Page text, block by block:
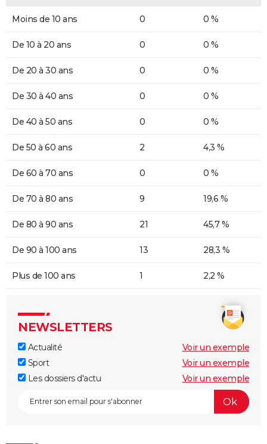
Moins de 10 ans 0 0 %
De 10 à 20 ans 0 0 %
De 20 à 30 ans 0 0 %
De 30 à 40 ans 0 0 %
De 40 à 50 ans 0 0 %
De 50 à 60 ans 2 4,3 %
De 60 à 70 ans 0 0 %
De 70 à 80 ans 9 19,6 %
De 80 à 90 ans 21 45,7 %
De 90 à 100 ans 13 28,3 %
Plus de 100 ans 1 2,2 %
NEWSLETTERS
Actualité
Voir un exemple
Sport
Voir un exemple
Les dossiers d'actu
Voir un exemple